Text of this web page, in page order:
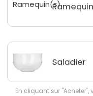
Saladier
En cliquant sur "Acheter",